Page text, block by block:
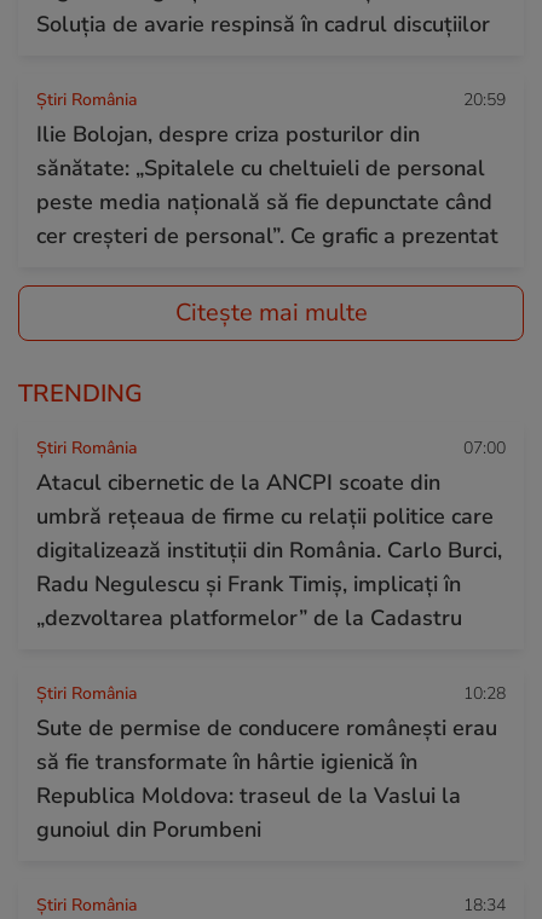
Soluția de avarie respinsă în cadrul discuțiilor
Știri România 20:59
Ilie Bolojan, despre criza posturilor din
sănătate: „Spitalele cu cheltuieli de personal
peste media națională să fie depunctate când
cer creșteri de personal”. Ce grafic a prezentat
Citește mai multe
TRENDING
Știri România 07:00
Atacul cibernetic de la ANCPI scoate din
umbră rețeaua de firme cu relații politice care
digitalizează instituții din România. Carlo Burci,
Radu Negulescu și Frank Timiș, implicați în
„dezvoltarea platformelor” de la Cadastru
Știri România 10:28
Sute de permise de conducere românești erau
să fie transformate în hârtie igienică în
Republica Moldova: traseul de la Vaslui la
gunoiul din Porumbeni
Știri România 18:34